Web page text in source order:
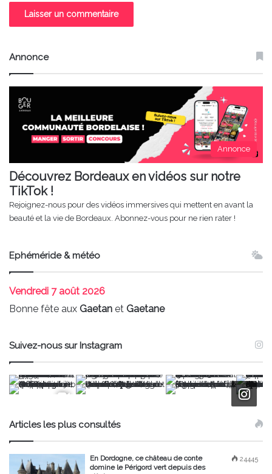
Annonce
Annonce
Découvrez Bordeaux en vidéos sur notre
TikTok !
Rejoignez-nous pour des vidéos immersives qui mettent en avant la
beauté et la vie de Bordeaux. Abonnez-vous pour ne rien rater !
Ephéméride & météo
Vendredi 7 août 2026
Bonne fête aux Gaetan et Gaetane
Suivez-nous sur Instagram
Articles les plus consultés
24445
En Dordogne, ce château de conte
domine le Périgord vert depuis des